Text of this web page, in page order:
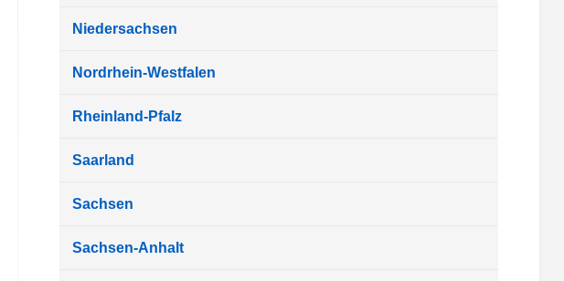
Niedersachsen
Nordrhein-Westfalen
Rheinland-Pfalz
Saarland
Sachsen
Sachsen-Anhalt